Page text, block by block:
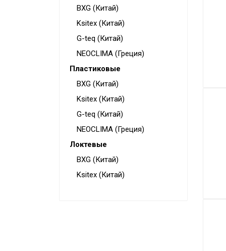
Водонагреватели
Электрокамины
Тепловые пушки
Тепловые завесы
Калориферы
Уличные обогреватели
Чаши для костра
Сушилки для рук
BXG (Китай)
Ksitex (Китай)
G-teq (Китай)
NEOCLIMA (Греция)
Пластиковые
BXG (Китай)
Ksitex (Китай)
G-teq (Китай)
NEOCLIMA (Греция)
Локтевые
BXG (Китай)
Ksitex (Китай)